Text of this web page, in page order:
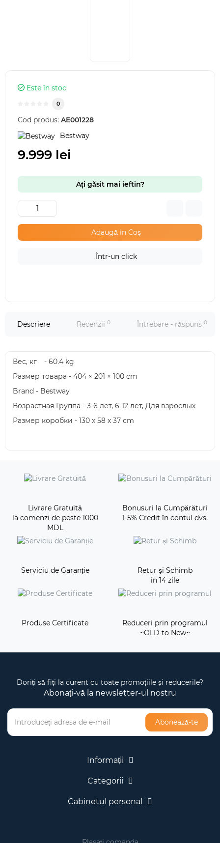
Este în stoc
0
Cod produs: AE001228
Bestway
9.999 lei
Ați găsit mai ieftin?
Adaugă în Coș
Într-un click
Descriere Recenzii 0 Întrebare - răspuns 0
Вес, кг
- 60.4 kg
Размер товара - 404 × 201 × 100 cm
Brand - Bestway
Возрастная Группа - 3-6 лет, 6-12 лет, Для взрослых
Размер коробки - 130 x 58 x 37 сm
Livrare Gratuită
la comenzi de peste 1000
MDL
Bonusuri la Cumpărături
1-5% Credit în contul dvs.
Serviciu de Garanție
Retur și Schimb
în 14 zile
Produse Certificate
Reduceri prin programul
~OLD to New~
Doriți să fiți la curent cu toate promoțiile și reducerile?
Abonați-vă la newsletter-ul nostru
Abonează-te
Informații
Categorii
Cabinetul personal